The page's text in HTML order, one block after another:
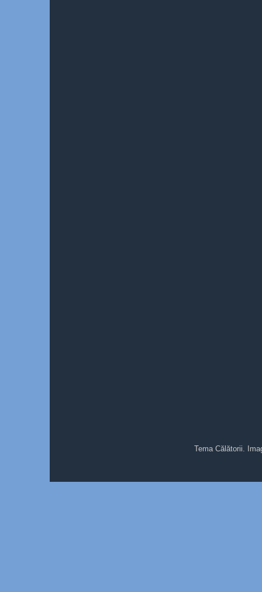
Tema Călătorii.